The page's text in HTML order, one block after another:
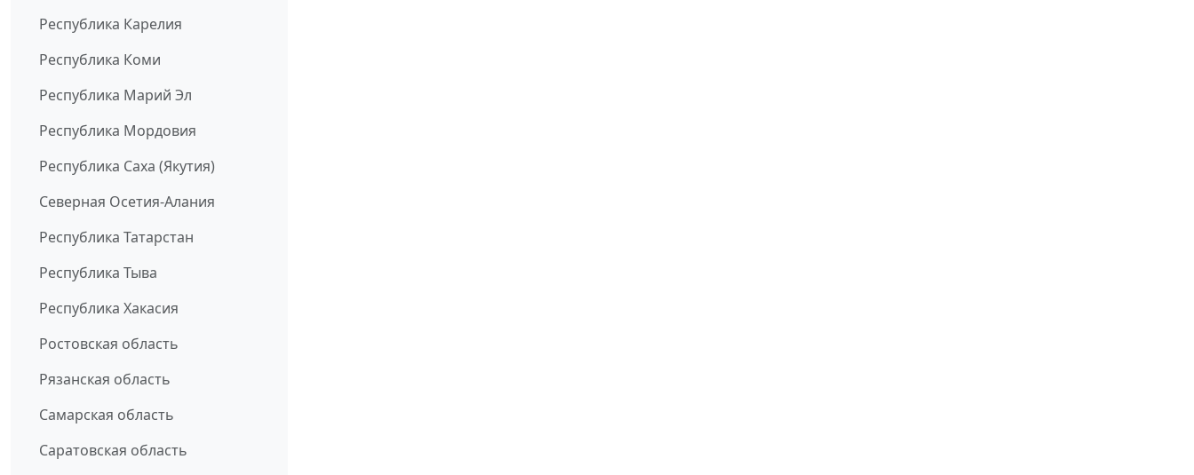
Республика Карелия
Республика Коми
Республика Марий Эл
Республика Мордовия
Республика Саха (Якутия)
Северная Осетия-Алания
Республика Татарстан
Республика Тыва
Республика Хакасия
Ростовская область
Рязанская область
Самарская область
Саратовская область